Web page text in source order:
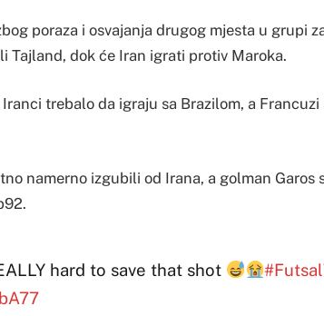
poraza i osvajanja drugog mjesta u grupi
Tajland, dok će Iran igrati protiv Maroka.
trebalo da igraju sa Brazilom, a Francuzi
namerno izgubili od Irana, a golman Garos
hard to save that shot